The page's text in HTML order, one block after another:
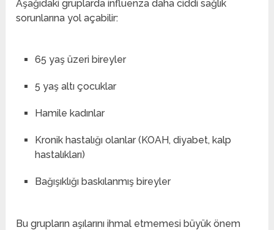
Aşağıdaki gruplarda influenza daha ciddi sağlık
sorunlarına yol açabilir:
65 yaş üzeri bireyler
5 yaş altı çocuklar
Hamile kadınlar
Kronik hastalığı olanlar (KOAH, diyabet, kalp
hastalıkları)
Bağışıklığı baskılanmış bireyler
Bu grupların aşılarını ihmal etmemesi büyük önem